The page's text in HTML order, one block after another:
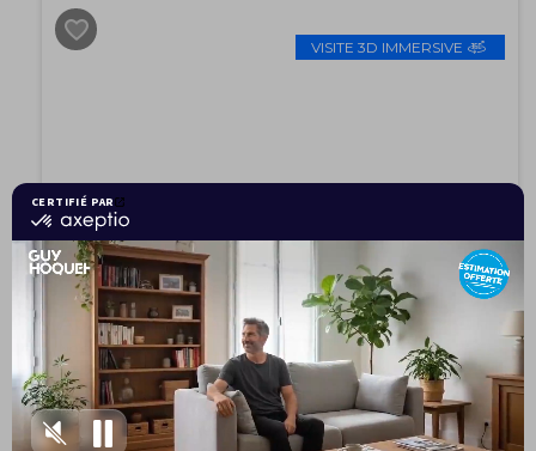
VISITE 3D IMMERSIVE
EXCLUSIVITÉ
Appartement 4 pièces 85 m²
Noisy-le-Sec 93130
399 000 €
Votre agence Guy Hoquet Romainville vous propose en
exclusivité cet appartement situé à No...